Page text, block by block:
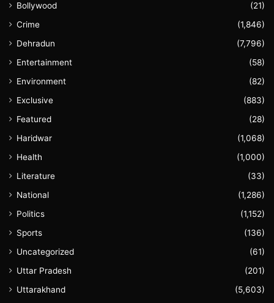
Bollywood
(21)
Crime
(1,846)
Dehradun
(7,796)
Entertainment
(58)
Environment
(82)
Exclusive
(883)
Featured
(28)
Haridwar
(1,068)
Health
(1,000)
Literature
(33)
National
(1,286)
Politics
(1,152)
Sports
(136)
Uncategorized
(61)
Uttar Pradesh
(201)
Uttarakhand
(5,603)